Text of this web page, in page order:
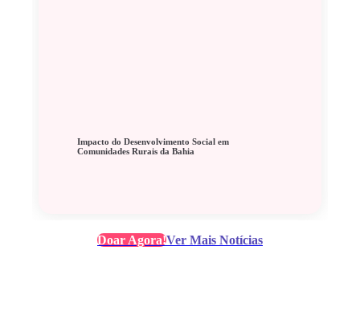
Impacto do Desenvolvimento Social em
Comunidades Rurais da Bahia
Doar Agora!Ver Mais Notícias